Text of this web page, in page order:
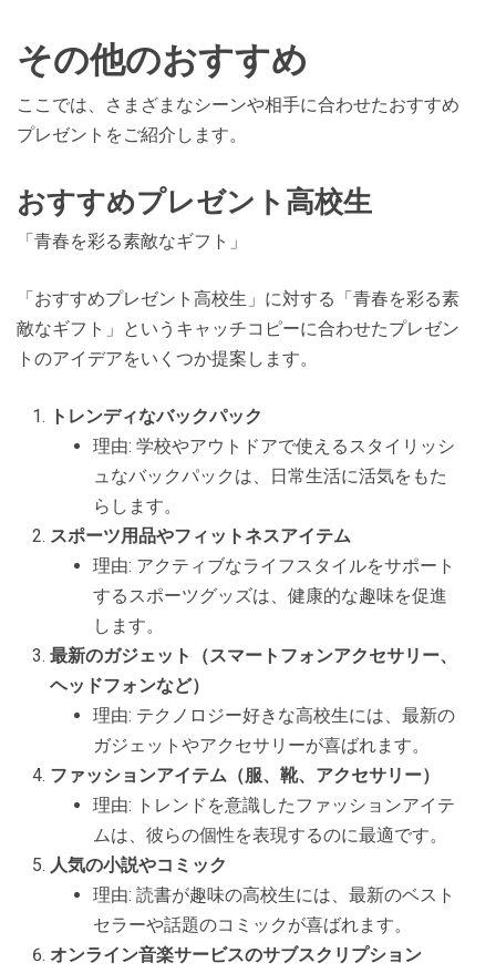
その他のおすすめ
ここでは、さまざまなシーンや相手に合わせたおすすめ
プレゼントをご紹介します。
おすすめプレゼント高校生
「青春を彩る素敵なギフト」
「おすすめプレゼント高校生」に対する「青春を彩る素
敵なギフト」というキャッチコピーに合わせたプレゼン
トのアイデアをいくつか提案します。
トレンディなバックパック
理由: 学校やアウトドアで使えるスタイリッシ
ュなバックパックは、日常生活に活気をもた
らします。
スポーツ用品やフィットネスアイテム
理由: アクティブなライフスタイルをサポート
するスポーツグッズは、健康的な趣味を促進
します。
最新のガジェット（スマートフォンアクセサリー、
ヘッドフォンなど）
理由: テクノロジー好きな高校生には、最新の
ガジェットやアクセサリーが喜ばれます。
ファッションアイテム（服、靴、アクセサリー）
理由: トレンドを意識したファッションアイテ
ムは、彼らの個性を表現するのに最適です。
人気の小説やコミック
理由: 読書が趣味の高校生には、最新のベスト
セラーや話題のコミックが喜ばれます。
オンライン音楽サービスのサブスクリプション